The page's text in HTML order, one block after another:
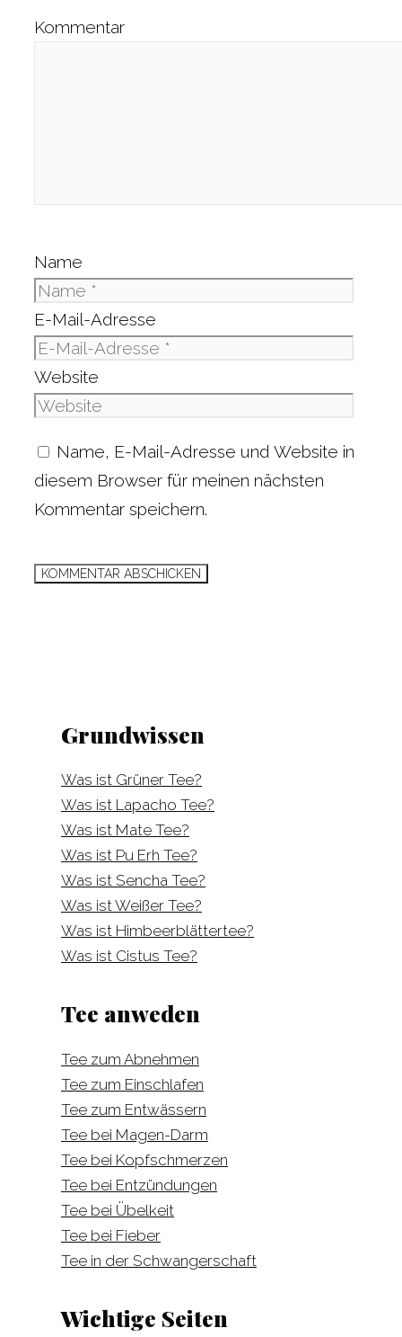
Kommentar
Name
E-Mail-Adresse
Website
Name, E-Mail-Adresse und Website in
diesem Browser für meinen nächsten
Kommentar speichern.
Grundwissen
Was ist Grüner Tee?
Was ist Lapacho Tee?
Was ist Mate Tee?
Was ist Pu Erh Tee?
Was ist Sencha Tee?
Was ist Weißer Tee?
Was ist Himbeerblättertee?
Was ist Cistus Tee?
Tee anweden
Tee zum Abnehmen
Tee zum Einschlafen
Tee zum Entwässern
Tee bei Magen-Darm
Tee bei Kopfschmerzen
Tee bei Entzündungen
Tee bei Übelkeit
Tee bei Fieber
Tee in der Schwangerschaft
Wichtige Seiten